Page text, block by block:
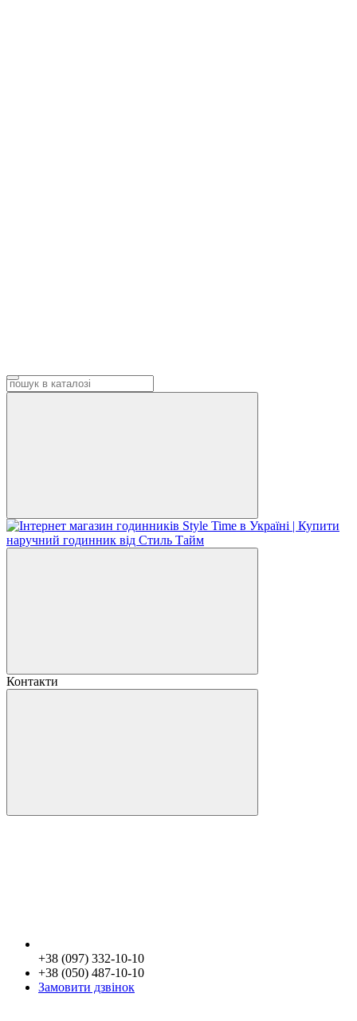
Контакти
+38 (097) 332-10-10
+38 (050) 487-10-10
Замовити дзвінок